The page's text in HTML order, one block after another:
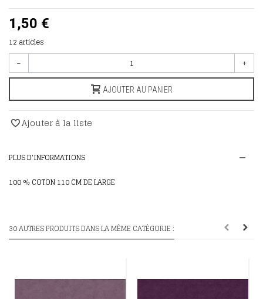
1,50 €
12 articles
- +
AJOUTER AU PANIER
Ajouter à la liste
PLUS D'INFORMATIONS
100 % COTON 110 CM DE LARGE
30 AUTRES PRODUITS DANS LA MÊME CATÉGORIE :